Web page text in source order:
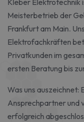
Kleber Elektrotechnik
Meisterbetrieb der
Frankfurt am Main.
Elektrofachkräften
Privatkunden im
ersten Beratung bis
Was uns auszeichnet:
Ansprechpartner und
erfolgreich